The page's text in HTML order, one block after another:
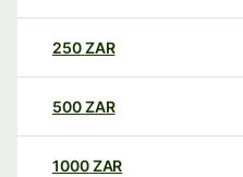
250ZAR
500ZAR
1000ZAR